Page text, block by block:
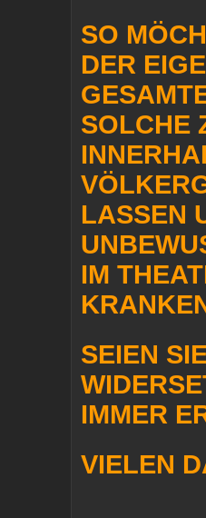
SO
DER
SOLCHE
LASSEN
IM
SEIEN
IMMER
VIELEN